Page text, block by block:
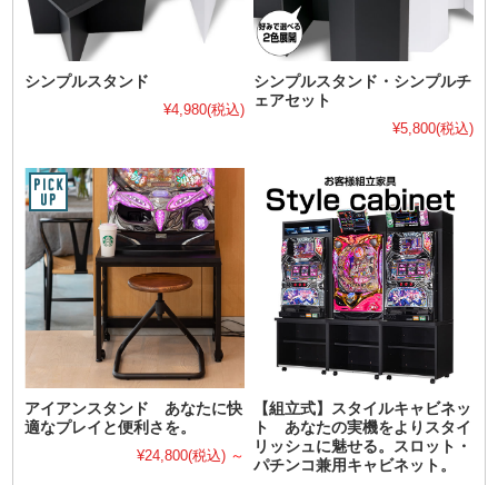
シンプルスタンド
¥4,980(税込)
シンプルスタンド・シンプルチ
ェアセット
¥5,800(税込)
アイアンスタンド あなたに快
適なプレイと便利さを。
¥24,800(税込) ～
【組立式】スタイルキャビネッ
ト あなたの実機をよりスタイ
リッシュに魅せる。スロット・
パチンコ兼用キャビネット。